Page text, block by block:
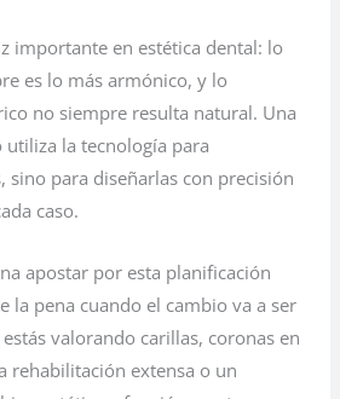
importante en estética dental: lo
es lo más armónico, y lo
no siempre resulta natural. Una
la tecnología para
sino para diseñarlas con precisión
caso.
apostar por esta planificación
la pena cuando el cambio va a ser
valorando carillas, coronas en
rehabilitación extensa o un